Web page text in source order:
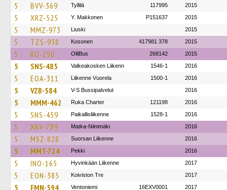
5 BVV-369 Tyllilä 117995 2015
5 XRZ-525 Y. Makkonen P151637 2015
5 MMZ-973 Liuski 2015
5 TZS-938 Kosonen 417981 378 2015
5 RO-250 OlliBus 268142 2015
5 SNS-485 Valkeakosken Liikenn 1546-1 2016
5 EOA-311 Liikenne Vuorela 1500-1 2016
5 VZB-584 V-S Bussipalvelut 2016
5 MMM-462 Ruka Charter 121198 2016
5 SNS-459 Paikallisliikenne 1528-1 2016
5 XNV-789 Matka-Niinimäki 2016
5 MSZ-828 Suorsan Liikenne 2016
5 MMT-724 Pekki 2016
5 INO-165 Hyvinkään Liikenne 2017
5 EON-385 Koiviston Tre 2017
5 FMN-594 Ventoniemi 16EXV0001 2017